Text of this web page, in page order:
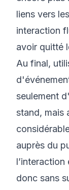
liens vers
interaction
avoir quitté
Au final,
seulement
stand, mais
auprès du
donc sans